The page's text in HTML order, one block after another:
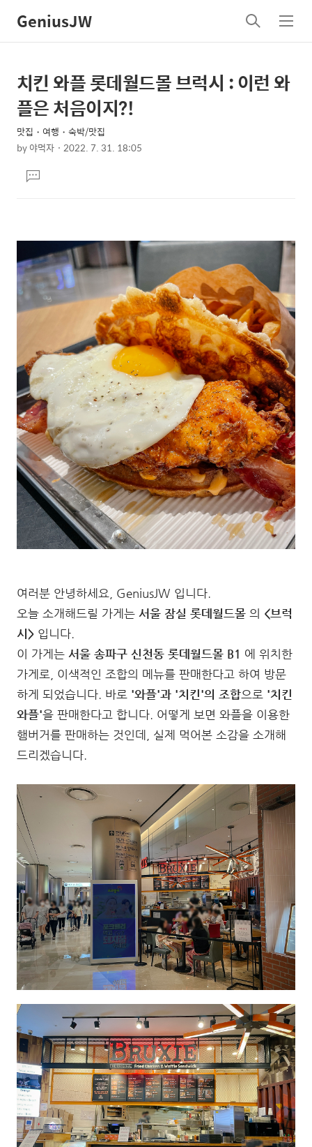
GeniusJW
검
색
메
뉴
상
세
컨
텐
본
문
제
목
치킨 와플 롯데월드몰 브럭시 : 이런 와
플은 처음이지?!
맛집・여행・숙박/맛집
by야먹자 2022. 7. 31. 18:05
문댓
글
여러분 안녕하세요, GeniusJW 입니다.
오늘 소개해드릴 가게는 서울 잠실 롯데월드몰 의 <브럭
시> 입니다.
이 가게는 서울 송파구 신천동 롯데월드몰 B1 에 위치한
가게로, 이색적인 조합의 메뉴를 판매한다고 하여 방문
하게 되었습니다. 바로 '와플'과 '치킨'의 조합으로 '치킨
와플'을 판매한다고 합니다. 어떻게 보면 와플을 이용한
햄버거를 판매하는 것인데, 실제 먹어본 소감을 소개해
드리겠습니다.